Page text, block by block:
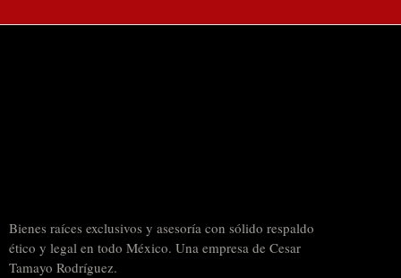
Bienes raíces exclusivos y asesoría con sólido respaldo
ético y legal en todo México. Una empresa de Cesar
Tamayo Rodríguez.